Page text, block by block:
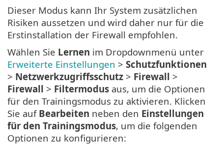
Dieser Modus kann Ihr System zusätzlichen
Risiken aussetzen und wird daher nur für die
Erstinstallation der Firewall empfohlen.
Wählen Sie Lernen im Dropdownmenü unter
Erweiterte Einstellungen > Schutzfunktionen
> Netzwerkzugriffsschutz > Firewall >
Firewall > Filtermodus aus, um die Optionen
für den Trainingsmodus zu aktivieren. Klicken
Sie auf Bearbeiten neben den Einstellungen
für den Trainingsmodus, um die folgenden
Optionen zu konfigurieren: